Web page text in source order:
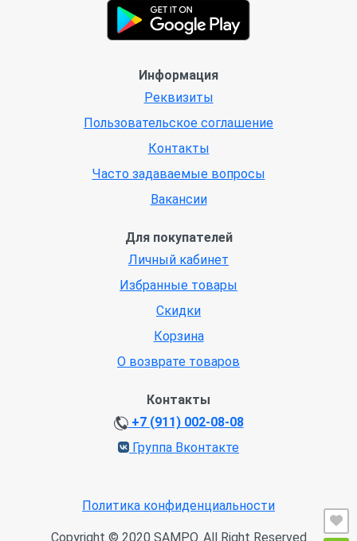
Информация
Реквизиты
Пользовательское соглашение
Контакты
Часто задаваемые вопросы
Вакансии
Для покупателей
Личный кабинет
Избранные товары
Скидки
Корзина
О возврате товаров
Контакты
+7 (911) 002-08-08
Группа Вконтакте
Политика конфиденциальности
Copyright © 2020 SAMPO. All Right Reserved